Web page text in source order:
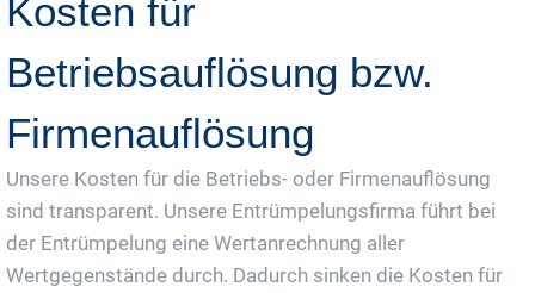
Kosten für
Betriebsauflösung bzw.
Firmenauflösung
Unsere Kosten für die Betriebs- oder Firmenauflösung
sind transparent. Unsere Entrümpelungsfirma führt bei
der Entrümpelung eine Wertanrechnung aller
Wertgegenstände durch. Dadurch sinken die Kosten für